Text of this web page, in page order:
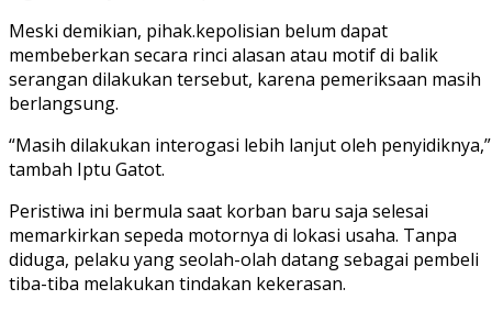
Meski demikian, pihak.kepolisian belum dapat
membeberkan secara rinci alasan atau motif di balik
serangan dilakukan tersebut, karena pemeriksaan masih
berlangsung.
“Masih dilakukan interogasi lebih lanjut oleh penyidiknya,”
tambah Iptu Gatot.
Peristiwa ini bermula saat korban baru saja selesai
memarkirkan sepeda motornya di lokasi usaha. Tanpa
diduga, pelaku yang seolah-olah datang sebagai pembeli
tiba-tiba melakukan tindakan kekerasan.